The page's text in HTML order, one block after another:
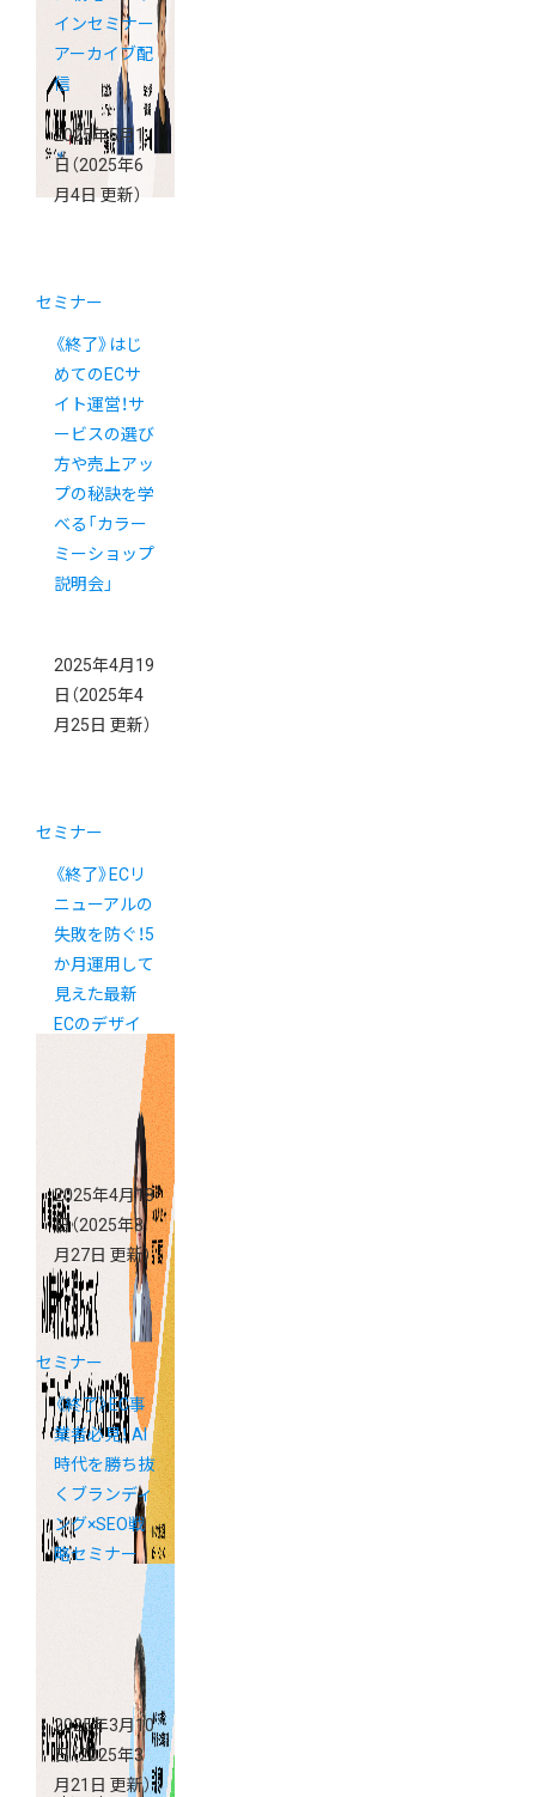
インセミナー
アーカイブ配
信
2025年5月1
日 （2025年6
月4日 更新）
セミナー
《終了》はじ
めてのECサ
イト運営！サ
ービスの選び
方や売上アッ
プの秘訣を学
べる「カラー
ミーショップ
説明会」
2025年4月19
日 （2025年4
月25日 更新）
セミナー
《終了》ECリ
ニューアルの
失敗を防ぐ！5
か月運用して
見えた最新
ECのデザイ
ン戦略オンラ
インセミナー
2025年4月18
日（2025年8
月27日 更新）
セミナー
《終了》EC事
業者必見！ AI
時代を勝ち抜
くブランディ
ング×SEO戦
略セミナー
2025年3月10
日（2025年3
月21日 更新）